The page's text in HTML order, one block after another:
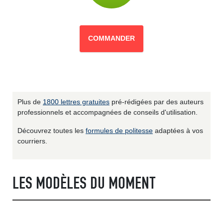
COMMANDER
Plus de 1800 lettres gratuites pré-rédigées par des auteurs
professionnels et accompagnées de conseils d'utilisation.
Découvrez toutes les formules de politesse adaptées à vos
courriers.
LES MODÈLES DU MOMENT